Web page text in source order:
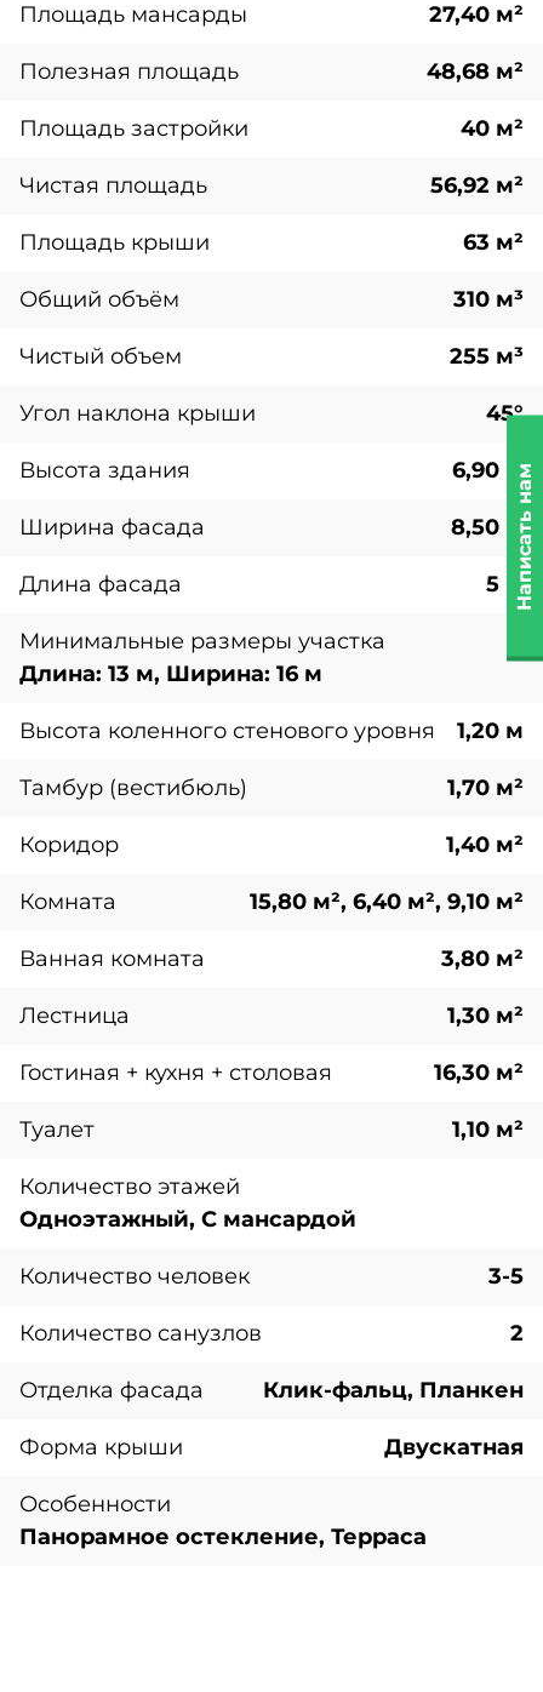
Площадь мансарды 27,40 м²
Полезная площадь 48,68 м²
Площадь застройки 40 м²
Чистая площадь 56,92 м²
Площадь крыши 63 м²
Общий объём 310 м³
Чистый объем 255 м³
Угол наклона крыши 45°
Высота здания 6,90 м
Ширина фасада 8,50 м
Длина фасада 5 м
Минимальные размеры участка
Длина: 13 м, Ширина: 16 м
Высота коленного стенового уровня 1,20 м
Тамбур (вестибюль) 1,70 м²
Коридор 1,40 м²
Комната 15,80 м², 6,40 м², 9,10 м²
Ванная комната 3,80 м²
Лестница 1,30 м²
Гостиная + кухня + столовая 16,30 м²
Туалет 1,10 м²
Количество этажей
Одноэтажный, С мансардой
Количество человек 3-5
Количество санузлов 2
Отделка фасада Клик-фальц, Планкен
Форма крыши Двускатная
Особенности
Панорамное остекление, Терраса
Написать нам